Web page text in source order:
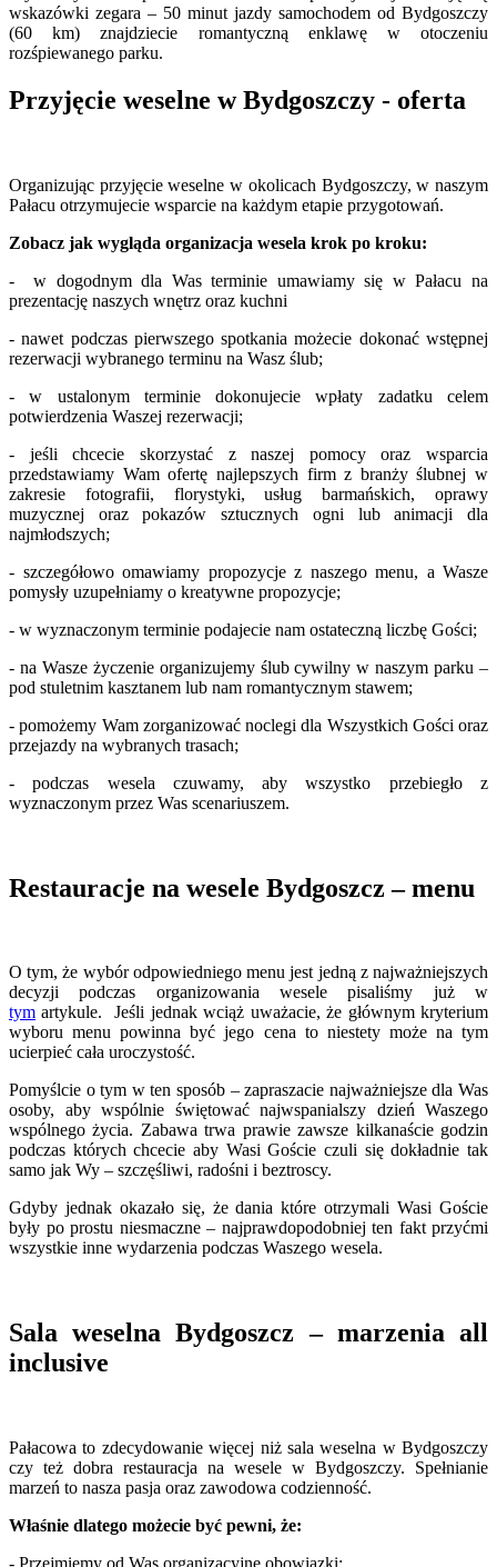
wskazówki zegara – 50 minut jazdy samochodem od Bydgoszczy
(60 km) znajdziecie romantyczną enklawę w otoczeniu
rozśpiewanego parku.
Przyjęcie weselne w Bydgoszczy - oferta
Organizując przyjęcie weselne w okolicach Bydgoszczy, w naszym
Pałacu otrzymujecie wsparcie na każdym etapie przygotowań.
Zobacz jak wygląda organizacja wesela krok po kroku:
- w dogodnym dla Was terminie umawiamy się w Pałacu na
prezentację naszych wnętrz oraz kuchni
- nawet podczas pierwszego spotkania możecie dokonać wstępnej
rezerwacji wybranego terminu na Wasz ślub;
- w ustalonym terminie dokonujecie wpłaty zadatku celem
potwierdzenia Waszej rezerwacji;
- jeśli chcecie skorzystać z naszej pomocy oraz wsparcia
przedstawiamy Wam ofertę najlepszych firm z branży ślubnej w
zakresie fotografii, florystyki, usług barmańskich, oprawy
muzycznej oraz pokazów sztucznych ogni lub animacji dla
najmłodszych;
- szczegółowo omawiamy propozycje z naszego menu, a Wasze
pomysły uzupełniamy o kreatywne propozycje;
- w wyznaczonym terminie podajecie nam ostateczną liczbę Gości;
- na Wasze życzenie organizujemy ślub cywilny w naszym parku –
pod stuletnim kasztanem lub nam romantycznym stawem;
- pomożemy Wam zorganizować noclegi dla Wszystkich Gości oraz
przejazdy na wybranych trasach;
- podczas wesela czuwamy, aby wszystko przebiegło z
wyznaczonym przez Was scenariuszem.
Restauracje na wesele Bydgoszcz – menu
O tym, że wybór odpowiedniego menu jest jedną z najważniejszych
decyzji podczas organizowania wesele pisaliśmy już w
tym artykule. Jeśli jednak wciąż uważacie, że głównym kryterium
wyboru menu powinna być jego cena to niestety może na tym
ucierpieć cała uroczystość.
Pomyślcie o tym w ten sposób – zapraszacie najważniejsze dla Was
osoby, aby wspólnie świętować najwspanialszy dzień Waszego
wspólnego życia. Zabawa trwa prawie zawsze kilkanaście godzin
podczas których chcecie aby Wasi Goście czuli się dokładnie tak
samo jak Wy – szczęśliwi, radośni i beztroscy.
Gdyby jednak okazało się, że dania które otrzymali Wasi Goście
były po prostu niesmaczne – najprawdopodobniej ten fakt przyćmi
wszystkie inne wydarzenia podczas Waszego wesela.
Sala weselna Bydgoszcz – marzenia all
inclusive
Pałacowa to zdecydowanie więcej niż sala weselna w Bydgoszczy
czy też dobra restauracja na wesele w Bydgoszczy. Spełnianie
marzeń to nasza pasja oraz zawodowa codzienność.
Właśnie dlatego możecie być pewni, że: